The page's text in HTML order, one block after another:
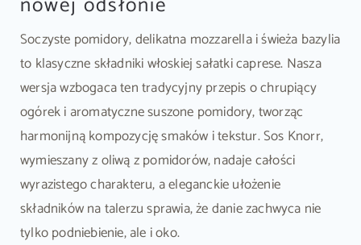
Soczyste pomidory, delikatna mozzarella i świeża bazylia
to klasyczne składniki włoskiej sałatki caprese. Nasza
wersja wzbogaca ten tradycyjny przepis o chrupiący
ogórek i aromatyczne suszone pomidory, tworząc
harmonijną kompozycję smaków i tekstur. Sos Knorr,
wymieszany z oliwą z pomidorów, nadaje całości
wyrazistego charakteru, a eleganckie ułożenie
składników na talerzu sprawia, że danie zachwyca nie
tylko podniebienie, ale i oko.